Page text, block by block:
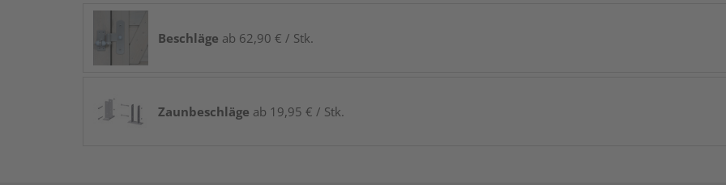
Beschläge ab 62,90 € / Stk.
Zaunbeschläge ab 19,95 € / Stk.